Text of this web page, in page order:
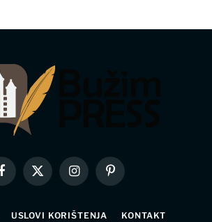
Facebook
X
InstagramPinterest
USLOVI KORIŠTENJA KONTAKT